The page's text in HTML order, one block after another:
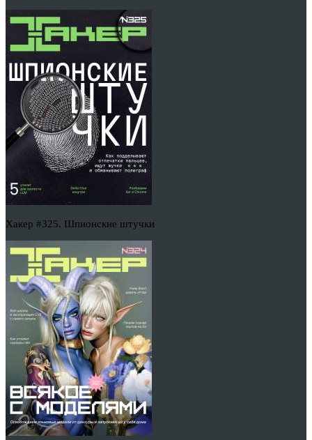
Хакер #325. Шпионские штучки